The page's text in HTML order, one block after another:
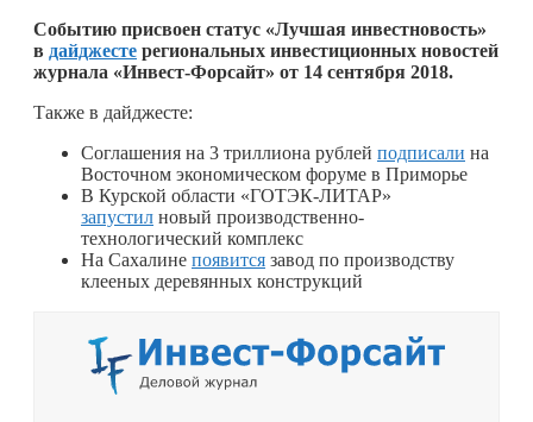
Событию присвоен статус «Лучшая инвестновость»
в дайджесте региональных инвестиционных новостей
журнала «Инвест-Форсайт» от 14 сентября 2018.
Также в дайджесте:
Соглашения на 3 триллиона рублей подписали на
Восточном экономическом форуме в Приморье
В Курской области «ГОТЭК-ЛИТАР»
запустил новый производственно-
технологический комплекс
На Сахалине появится завод по производству
клееных деревянных конструкций